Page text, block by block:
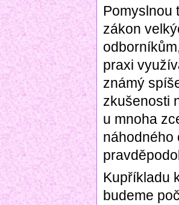
Pomyslnou
zákon
praxi
známý
zkušenosti
u mnoha
náhodného
Kupříkladu
budeme